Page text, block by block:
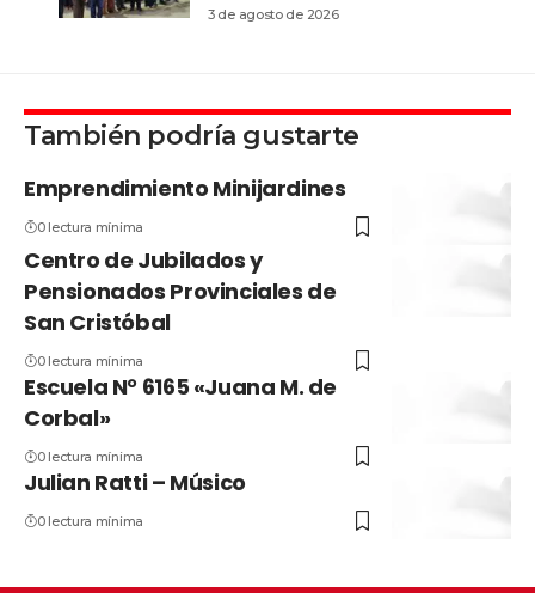
3 de agosto de 2026
También podría gustarte
Emprendimiento Minijardines
0 lectura mínima
Centro de Jubilados y
Pensionados Provinciales de
San Cristóbal
0 lectura mínima
Escuela N° 6165 «Juana M. de
Corbal»
0 lectura mínima
Julian Ratti – Músico
0 lectura mínima